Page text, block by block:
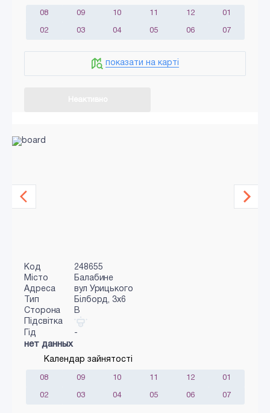
08 09 10 11 12 01
02 03 04 05 06 07
показати на карті
Код
248655
Місто
Балабине
Адреса
вул Урицького
Тип
Білборд, 3х6
Сторона
B
Підсвітка
Гід
-
нет данных
Календар зайнятості
08 09 10 11 12 01
02 03 04 05 06 07